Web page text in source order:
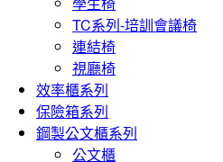
TC系列-培訓會議椅
連結椅
視廳椅
效率櫃系列
保險箱系列
鋼製公文櫃系列
公文櫃